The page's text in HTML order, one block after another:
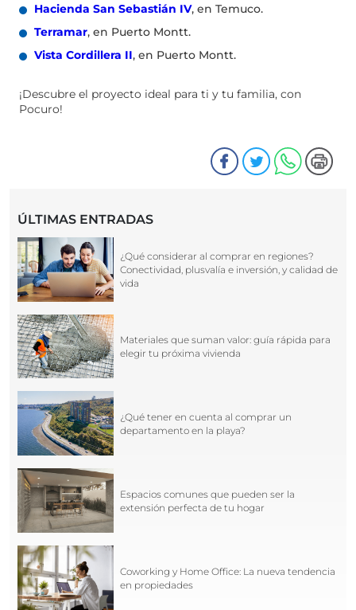
Hacienda San Sebastián IV, en Temuco.
Terramar, en Puerto Montt.
Vista Cordillera II, en Puerto Montt.
¡Descubre el proyecto ideal para ti y tu familia, con
Pocuro!
ÚLTIMAS ENTRADAS
¿Qué considerar al comprar en regiones?
Conectividad, plusvalía e inversión, y calidad de
vida
Materiales que suman valor: guía rápida para
elegir tu próxima vivienda
¿Qué tener en cuenta al comprar un
departamento en la playa?
Espacios comunes que pueden ser la
extensión perfecta de tu hogar
Coworking y Home Office: La nueva tendencia
en propiedades